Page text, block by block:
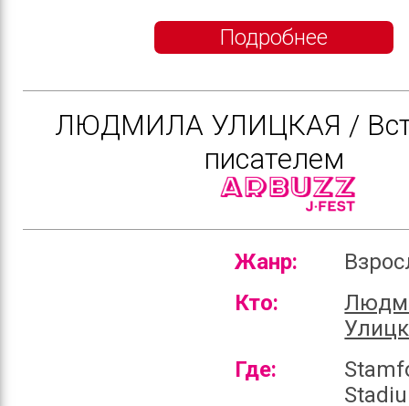
Подробнее
ЛЮДМИЛА УЛИЦКАЯ /
писателем
Жанр:
Кто:
Где: